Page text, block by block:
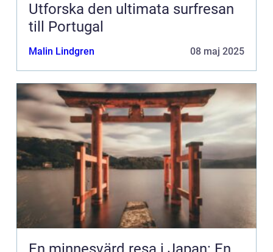
Utforska den ultimata surfresan
till Portugal
Malin Lindgren 08 maj 2025